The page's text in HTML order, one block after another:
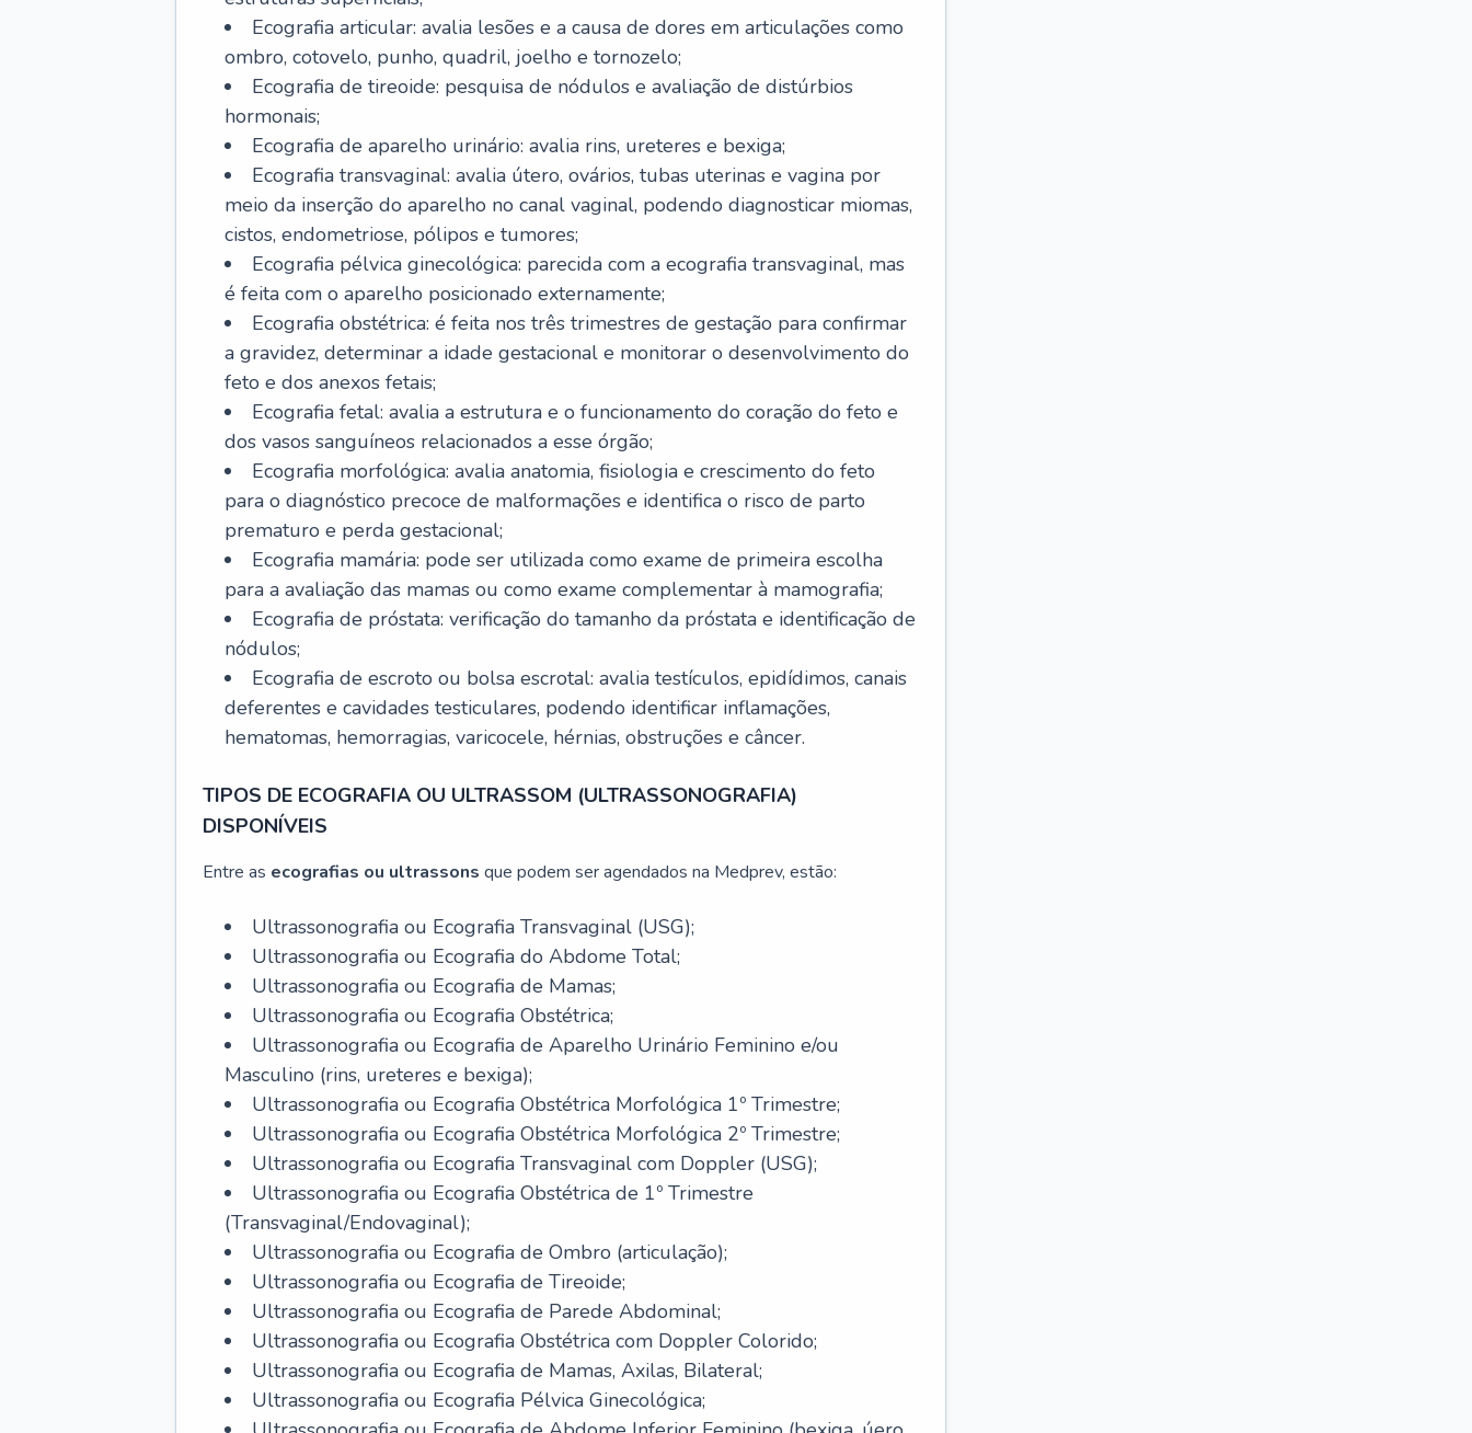
Ecografia articular: avalia lesões e a causa de dores em articulações como
ombro, cotovelo, punho, quadril, joelho e tornozelo;
Ecografia de tireoide: pesquisa de nódulos e avaliação de distúrbios
hormonais;
Ecografia de aparelho urinário: avalia rins, ureteres e bexiga;
Ecografia transvaginal: avalia útero, ovários, tubas uterinas e vagina por
meio da inserção do aparelho no canal vaginal, podendo diagnosticar miomas,
cistos, endometriose, pólipos e tumores;
Ecografia pélvica ginecológica: parecida com a ecografia transvaginal, mas
é feita com o aparelho posicionado externamente;
Ecografia obstétrica: é feita nos três trimestres de gestação para confirmar
a gravidez, determinar a idade gestacional e monitorar o desenvolvimento do
feto e dos anexos fetais;
Ecografia fetal: avalia a estrutura e o funcionamento do coração do feto e
dos vasos sanguíneos relacionados a esse órgão;
Ecografia morfológica: avalia anatomia, fisiologia e crescimento do feto
para o diagnóstico precoce de malformações e identifica o risco de parto
prematuro e perda gestacional;
Ecografia mamária: pode ser utilizada como exame de primeira escolha
para a avaliação das mamas ou como exame complementar à mamografia;
Ecografia de próstata: verificação do tamanho da próstata e identificação de
nódulos;
Ecografia de escroto ou bolsa escrotal: avalia testículos, epidídimos, canais
deferentes e cavidades testiculares, podendo identificar inflamações,
hematomas, hemorragias, varicocele, hérnias, obstruções e câncer.
TIPOS DE ECOGRAFIA OU ULTRASSOM (ULTRASSONOGRAFIA)
DISPONÍVEIS
Entre as ecografias ou ultrassons que podem ser agendados na Medprev, estão:
Ultrassonografia ou Ecografia Transvaginal (USG);
Ultrassonografia ou Ecografia do Abdome Total;
Ultrassonografia ou Ecografia de Mamas;
Ultrassonografia ou Ecografia Obstétrica;
Ultrassonografia ou Ecografia de Aparelho Urinário Feminino e/ou
Masculino (rins, ureteres e bexiga);
Ultrassonografia ou Ecografia Obstétrica Morfológica 1º Trimestre;
Ultrassonografia ou Ecografia Obstétrica Morfológica 2º Trimestre;
Ultrassonografia ou Ecografia Transvaginal com Doppler (USG);
Ultrassonografia ou Ecografia Obstétrica de 1º Trimestre
(Transvaginal/Endovaginal);
Ultrassonografia ou Ecografia de Ombro (articulação);
Ultrassonografia ou Ecografia de Tireoide;
Ultrassonografia ou Ecografia de Parede Abdominal;
Ultrassonografia ou Ecografia Obstétrica com Doppler Colorido;
Ultrassonografia ou Ecografia de Mamas, Axilas, Bilateral;
Ultrassonografia ou Ecografia Pélvica Ginecológica;